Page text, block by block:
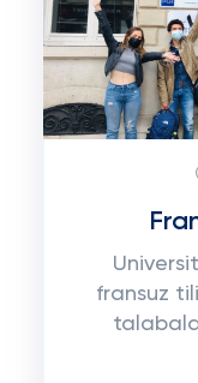
fransuz